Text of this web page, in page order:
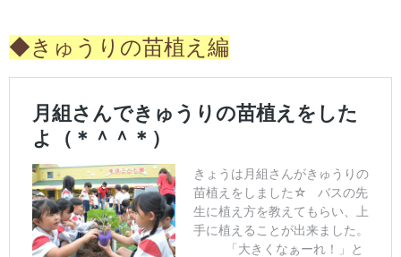
◆きゅうりの苗植え編